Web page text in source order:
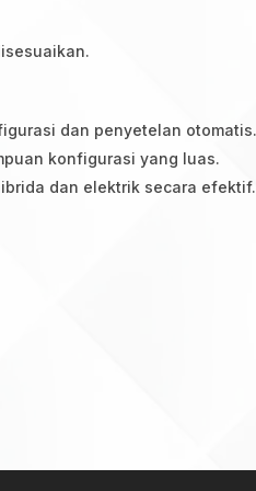
dan penyetelan
konfigurasi yang luas.
dan elektrik secara efektif.